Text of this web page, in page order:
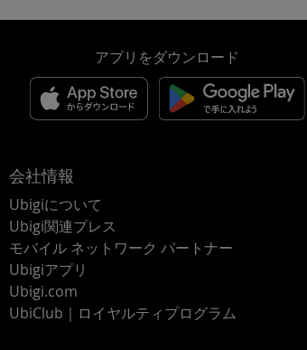
アプリをダウンロード
会社情報
Ubigiについて
Ubigi関連プレス
モバイル ネットワーク パートナー
Ubigiアプリ
Ubigi.com
UbiClub｜ロイヤルティプログラム